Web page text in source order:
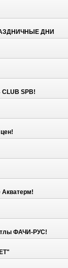
ДНИ
SPB!
Акватерм!
ФАЧИ-РУС!